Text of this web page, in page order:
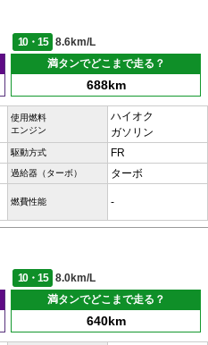
10・15
8.6km/L
満タンでどこまで走る？
688km
使用燃料
エンジン
ハイオク
ガソリン
駆動方式 FR
過給器（ターボ） ターボ
燃費性能 -
10・15
8.0km/L
満タンでどこまで走る？
640km